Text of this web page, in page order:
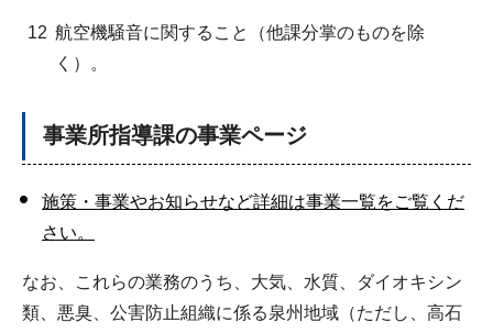
12 航空機騒音に関すること（他課分掌のものを除
く）。
事業所指導課の事業ページ
施策・事業やお知らせなど詳細は事業一覧をご覧くだ
さい。
なお、これらの業務のうち、大気、水質、ダイオキシン
類、悪臭、公害防止組織に係る泉州地域（ただし、高石